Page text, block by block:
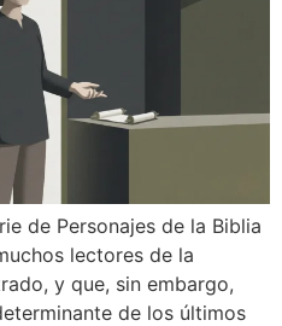
de Personajes de la Biblia
lectores de la
y que, sin embargo,
de los últimos